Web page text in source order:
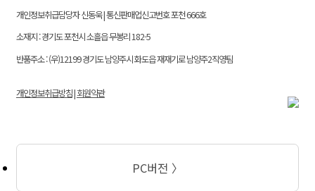
개인정보취급담당자 신동욱 | 통신판매업신고번호 포천 666호
소재지 : 경기도 포천시 소흘읍 무봉리 182-5
반품주소 : (우)12199 경기도 남양주시 화도읍 재재기로 남양주2직영팀
개인정보취급방침|회원약관
PC버전 〉